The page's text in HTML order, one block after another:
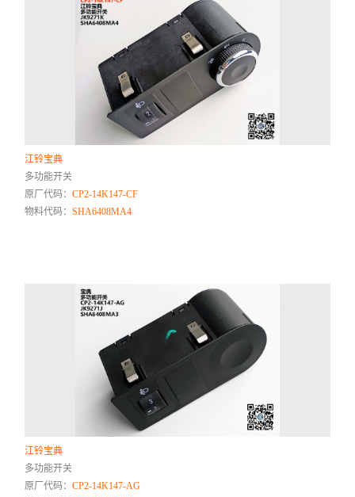
江铃宝典
多功能开关
原厂代码：CP2-14K147-CF
物料代码：SHA6408MA4
江铃宝典
多功能开关
原厂代码：CP2-14K147-AG